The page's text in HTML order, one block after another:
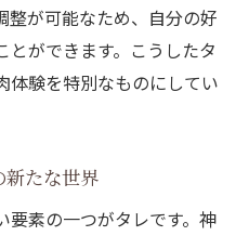
整が可能なため、自分の好
ができます。こうしたタ
体験を特別なものにしてい
新たな世界
要素の一つがタレです。神